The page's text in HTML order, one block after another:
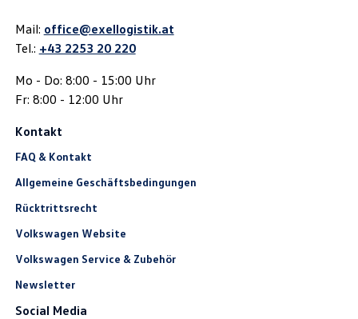
Mail: office@exellogistik.at
Tel.: +43 2253 20 220
Mo - Do: 8:00 - 15:00 Uhr
Fr: 8:00 - 12:00 Uhr
Kontakt
FAQ & Kontakt
Allgemeine Geschäftsbedingungen
Rücktrittsrecht
Volkswagen Website
Volkswagen Service & Zubehör
Newsletter
Social Media